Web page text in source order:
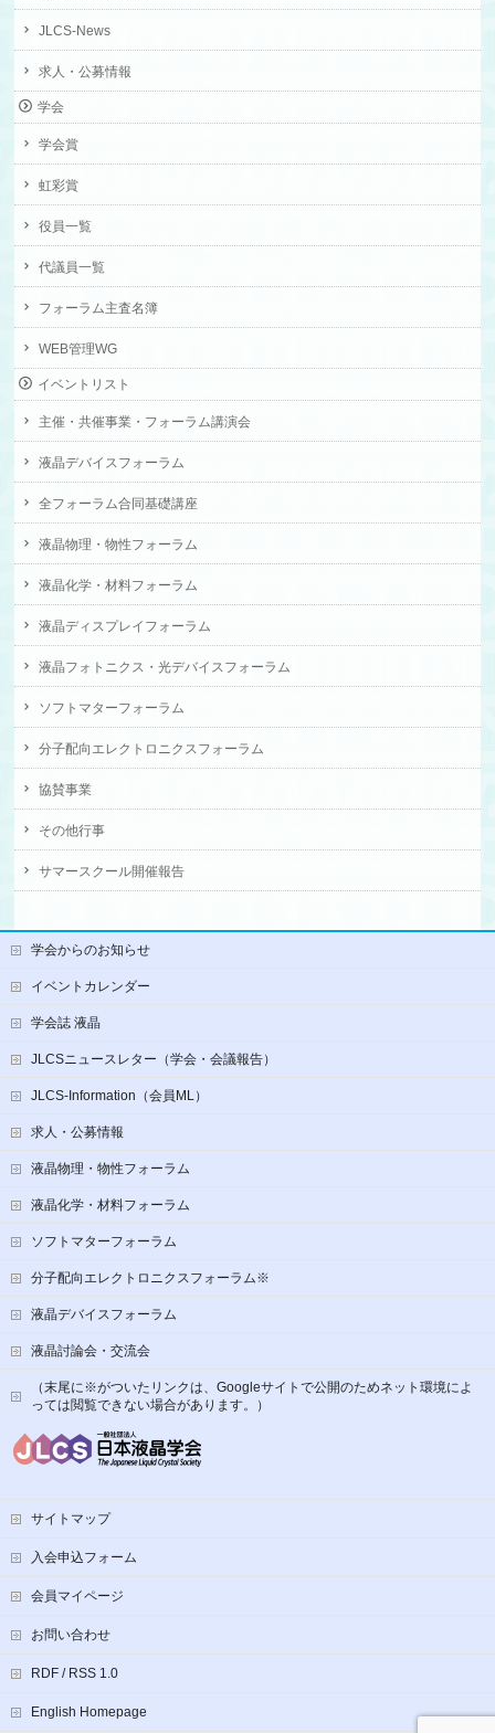
JLCS-News
求人・公募情報
学会
学会賞
虹彩賞
役員一覧
代議員一覧
フォーラム主査名簿
WEB管理WG
イベントリスト
主催・共催事業・フォーラム講演会
液晶デバイスフォーラム
全フォーラム合同基礎講座
液晶物理・物性フォーラム
液晶化学・材料フォーラム
液晶ディスプレイフォーラム
液晶フォトニクス・光デバイスフォーラム
ソフトマターフォーラム
分子配向エレクトロニクスフォーラム
協賛事業
その他行事
サマースクール開催報告
学会からのお知らせ
イベントカレンダー
学会誌 液晶
JLCSニュースレター（学会・会議報告）
JLCS-Information（会員ML）
求人・公募情報
液晶物理・物性フォーラム
液晶化学・材料フォーラム
ソフトマターフォーラム
分子配向エレクトロニクスフォーラム※
液晶デバイスフォーラム
液晶討論会・交流会
（末尾に※がついたリンクは、Googleサイトで公開のためネット環境によ
っては閲覧できない場合があります。）
サイトマップ
入会申込フォーム
会員マイページ
お問い合わせ
RDF / RSS 1.0
English Homepage